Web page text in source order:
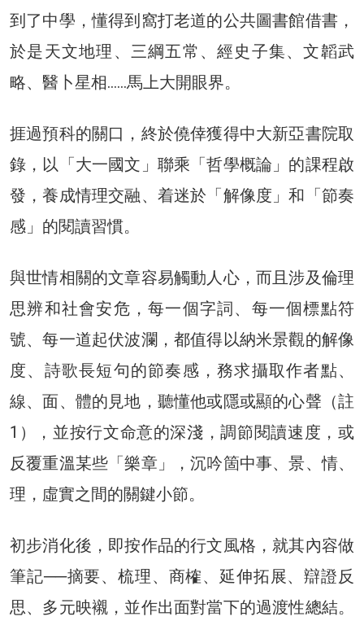
到了中學，懂得到窩打老道的公共圖書館借書，
於是天文地理、三綱五常、經史子集、文韜武
略、醫卜星相……馬上大開眼界。
捱過預科的關口，終於僥倖獲得中大新亞書院取
錄，以「大一國文」聯乘「哲學概論」的課程啟
發，養成情理交融、着迷於「解像度」和「節奏
感」的閱讀習慣。
與世情相關的文章容易觸動人心，而且涉及倫理
思辨和社會安危，每一個字詞、每一個標點符
號、每一道起伏波瀾，都值得以納米景觀的解像
度、詩歌長短句的節奏感，務求攝取作者點、
線、面、體的見地，聽懂他或隱或顯的心聲（註
1），並按行文命意的深淺，調節閱讀速度，或
反覆重溫某些「樂章」，沉吟箇中事、景、情、
理，虛實之間的關鍵小節。
初步消化後，即按作品的行文風格，就其內容做
筆記──摘要、梳理、商榷、延伸拓展、辯證反
思、多元映襯，並作出面對當下的過渡性總結。